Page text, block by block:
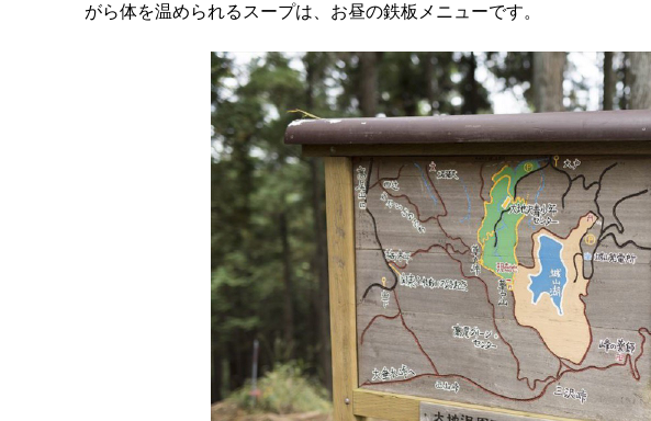
がら体を温められるスープは、お昼の鉄板メニューです。